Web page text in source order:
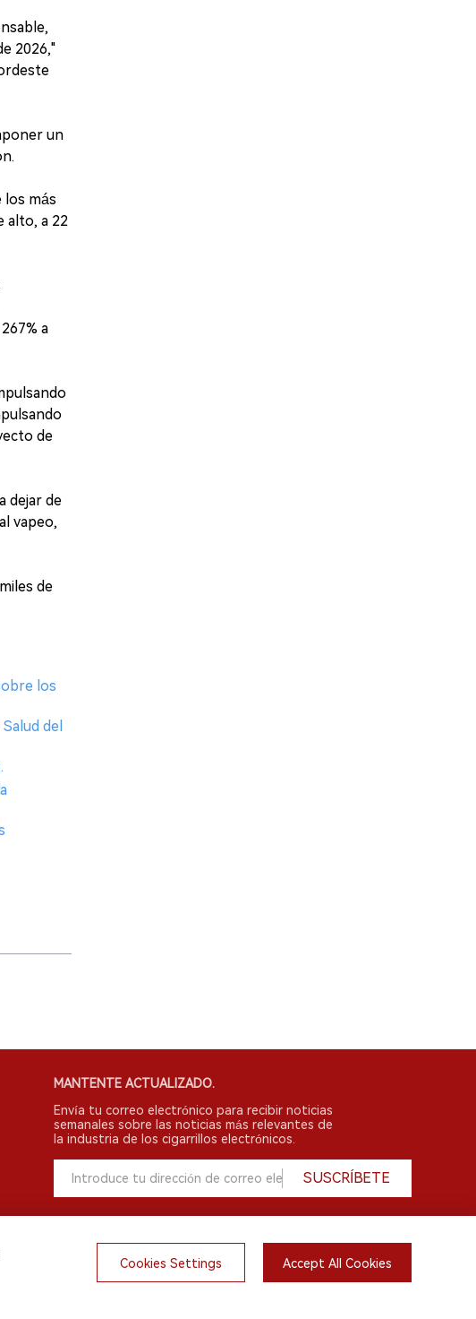
2026,"
un
los más
alto, a 22
a
de
dejar de
vapeo,
de
los
del
MANTENTE ACTUALIZADO.
Envía tu correo electrónico para recibir noticias
semanales sobre las noticias más relevantes de
la industria de los cigarrillos electrónicos.
SUSCRÍBETE
Cookies Settings Accept All Cookies